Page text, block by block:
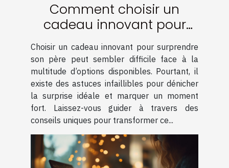
Comment choisir un
cadeau innovant pour
surprendre son père
Choisir un cadeau innovant pour surprendre
son père peut sembler difficile face à la
multitude d’options disponibles. Pourtant, il
existe des astuces infaillibles pour dénicher
la surprise idéale et marquer un moment
fort. Laissez-vous guider à travers des
conseils uniques pour transformer ce...